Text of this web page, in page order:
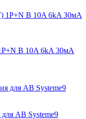
B 10A 6kA 30мА
для АВ Systeme9